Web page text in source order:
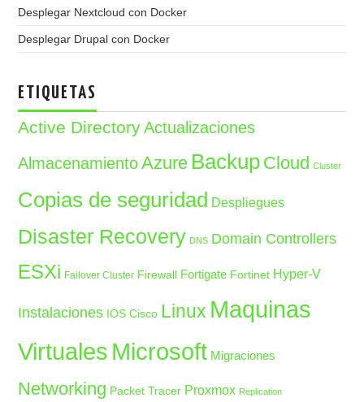
Desplegar Nextcloud con Docker
Desplegar Drupal con Docker
ETIQUETAS
Active Directory Actualizaciones
Almacenamiento Azure Backup Cloud Cluster
Copias de seguridad Despliegues
Disaster Recovery DNS Domain Controllers
ESXi Failover Cluster Firewall Fortigate Fortinet Hyper-V
Instalaciones IOS Cisco Linux Maquinas
Virtuales Microsoft Migraciones
Networking Packet Tracer Proxmox Replication